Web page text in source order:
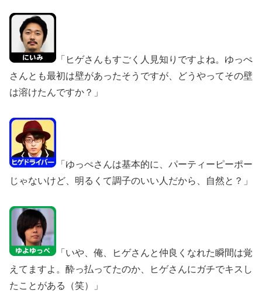
「ヒゲさんもすごく人見知りですよね。ゆっぺ
さんとも最初は壁があったそうですが、どうやってその壁
は溶けたんですか？」
「ゆっぺさんは基本的に、パーティーピーポー
じゃないけど、明るくて調子のいい人だから、自然と？」
「いや、俺、ヒゲさんと仲良くなれた瞬間は覚
えてますよ。酔っ払ってたのか、ヒゲさんにガチでキスし
たことがある（笑）」